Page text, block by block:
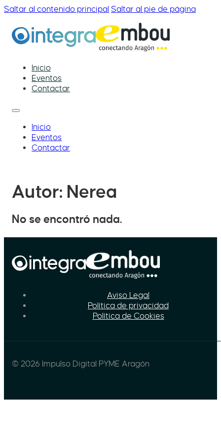
Saltar al contenido principal Saltar al pie de página
Inicio
Eventos
Contactar
Inicio
Eventos
Contactar
Autor: Nerea
No se encontró nada.
Aviso Legal
Política de privacidad
Política de Cookies
© 2026 Impulso Digital PYME Aragón